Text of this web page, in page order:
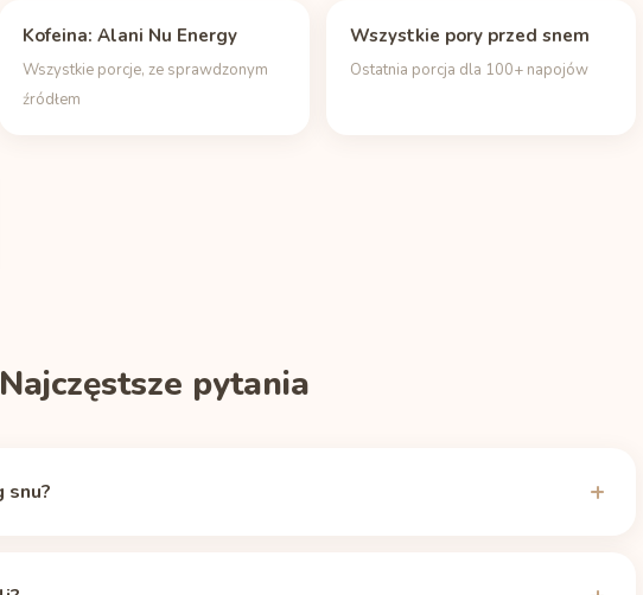
Kofeina: Alani Nu Energy
Wszystkie porcje, ze sprawdzonym
źródłem
Wszystkie pory przed snem
Ostatnia porcja dla 100+ napojów
Najczęstsze pytania
snu?